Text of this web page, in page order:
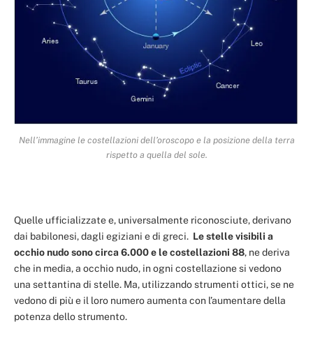
Nell’immagine le costellazioni dell’oroscopo e la posizione della terra
rispetto a quella del sole.
Quelle ufficializzate e, universalmente riconosciute, derivano
dai babilonesi, dagli egiziani e di greci. Le stelle visibili a
occhio nudo sono circa 6.000 e le costellazioni 88, ne deriva
che in media, a occhio nudo, in ogni costellazione si vedono
una settantina di stelle. Ma, utilizzando strumenti ottici, se ne
vedono di più e il loro numero aumenta con l’aumentare della
potenza dello strumento.